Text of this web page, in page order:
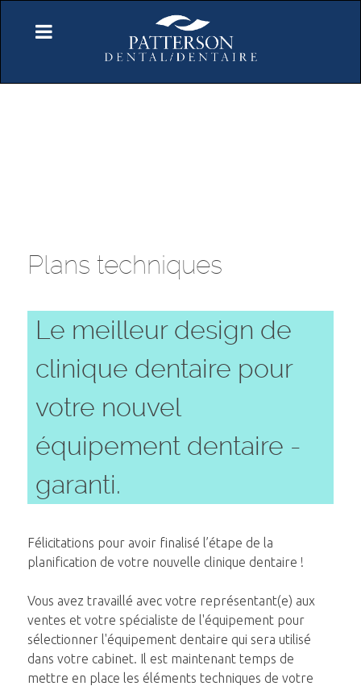
Plans techniques
Le meilleur design de
clinique dentaire pour
votre nouvel
équipement dentaire -
garanti.
Félicitations pour avoir finalisé l’étape de la
planification de votre nouvelle clinique dentaire !
Vous avez travaillé avec votre représentant(e) aux
ventes et votre spécialiste de l'équipement pour
sélectionner l'équipement dentaire qui sera utilisé
dans votre cabinet. Il est maintenant temps de
mettre en place les éléments techniques de votre